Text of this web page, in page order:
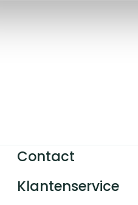
Contact
Klantenservice